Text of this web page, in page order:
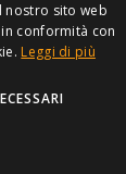
nostro sito web
conformità con
Leggi di più